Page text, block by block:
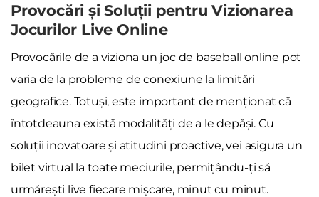
Provocări și Soluții pentru Vizionarea
Jocurilor Live Online
Provocările de a viziona un joc de baseball online pot
varia de la probleme de conexiune la limitări
geografice. Totuși, este important de menționat că
întotdeauna există modalități de a le depăși. Cu
soluții inovatoare și atitudini proactive, vei asigura un
bilet virtual la toate meciurile, permițându-ți să
urmărești live fiecare mișcare, minut cu minut.